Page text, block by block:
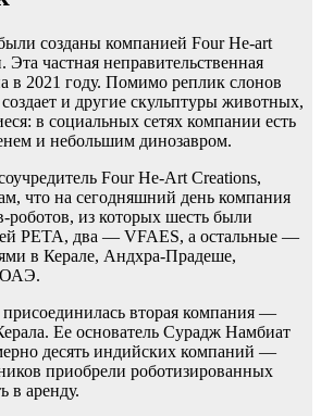
созданы компанией Four He-art
Эта частная неправительственная
в 2021 году. Помимо реплик слонов
и другие скульптуры животных,
в социальных сетях компании есть
и небольшим динозавром.
Four He-Art Creations,
что на сегодняшний день компания
роботов, из которых шесть были
PETA, два — VFAES, а остальные —
в Керале, Андхра-Прадеше,
ОАЭ.
вторая компания —
Ее основатель Сурадж Намбиат
десять индийских компаний —
приобрели роботизированных
в аренду.